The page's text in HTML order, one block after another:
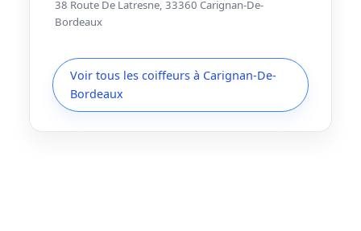
38 Route De Latresne, 33360 Carignan-De-
Bordeaux
Voir tous les coiffeurs à Carignan-De-
Bordeaux